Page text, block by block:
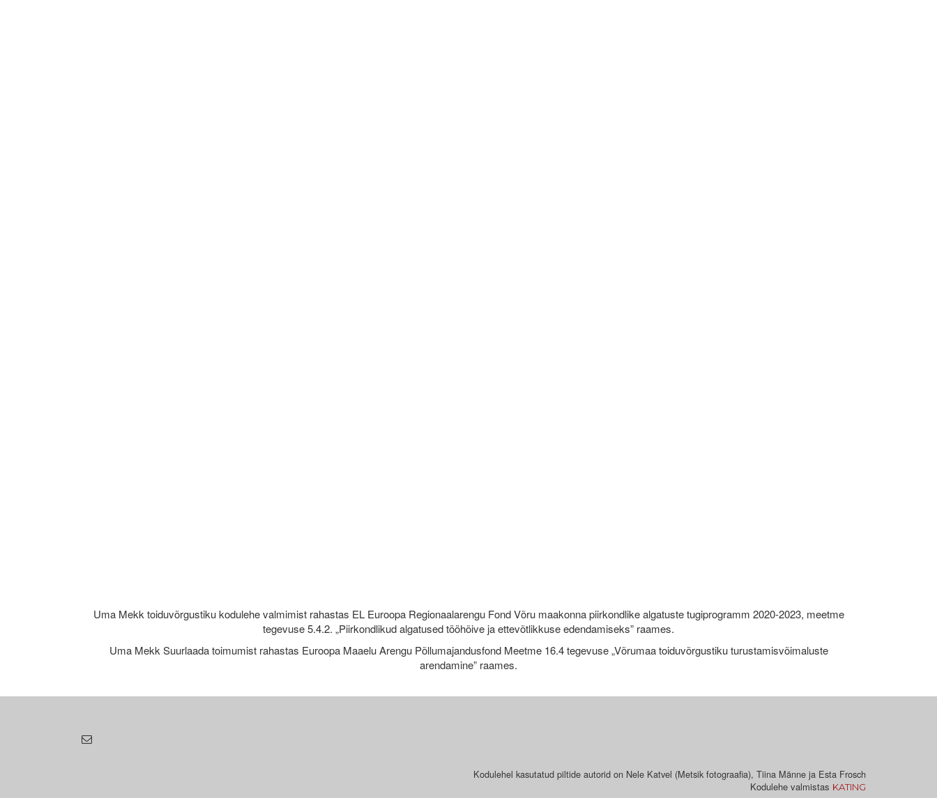
Uma Mekk toiduvõrgustiku kodulehe valmimist rahastas EL Euroopa Regionaalarengu Fond Võru maakonna piirkondlike algatuste tugiprogramm 2020-2023, meetme
tegevuse 5.4.2. „Piirkondlikud algatused tööhõive ja ettevõtlikkuse edendamiseks” raames.
Uma Mekk Suurlaada toimumist rahastas Euroopa Maaelu Arengu Põllumajandusfond Meetme 16.4 tegevuse „Võrumaa toiduvõrgustiku turustamisvõimaluste
arendamine” raames.
Kodulehel kasutatud piltide autorid on Nele Katvel (Metsik fotograafia), Tiina Männe ja Esta Frosch
Kodulehe valmistas KATING